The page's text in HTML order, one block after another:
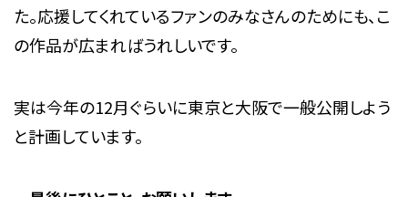
た。応援してくれているファンのみなさんのためにも、こ
の作品が広まればうれしいです。
実は今年の12月ぐらいに東京と大阪で一般公開しよう
と計画しています。